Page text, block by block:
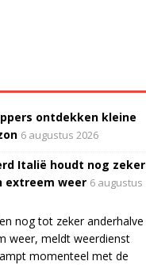
ontdekken kleine
6 augustus 2026
Italië houdt nog zeker
extreem weer 6 augustus
nog tot zeker anderhalve
weer, meldt weerdienst
momenteel met de